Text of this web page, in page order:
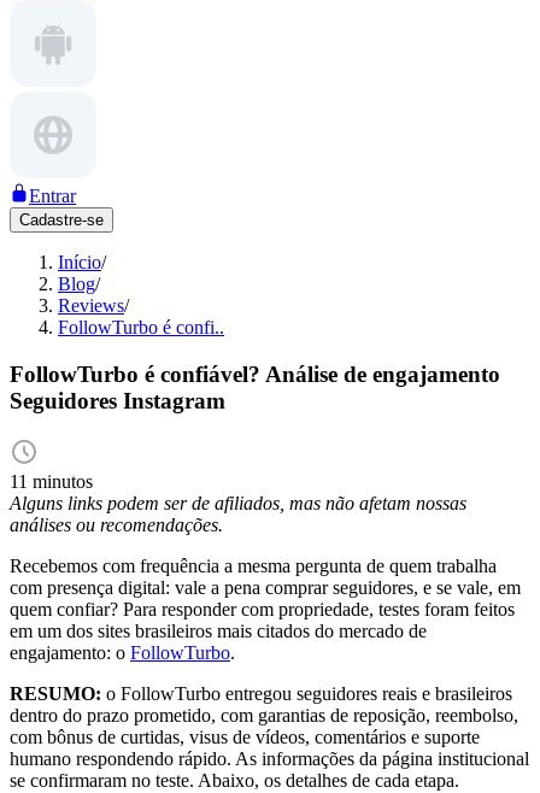
Entrar
Cadastre-se
Início/
Blog/
Reviews/
FollowTurbo é confi..
FollowTurbo é confiável? Análise de engajamento
Seguidores Instagram
11 minutos
Alguns links podem ser de afiliados, mas não afetam nossas
análises ou recomendações.
Recebemos com frequência a mesma pergunta de quem trabalha
com presença digital: vale a pena comprar seguidores, e se vale, em
quem confiar? Para responder com propriedade, testes foram feitos
em um dos sites brasileiros mais citados do mercado de
engajamento: o FollowTurbo.
RESUMO: o FollowTurbo entregou seguidores reais e brasileiros
dentro do prazo prometido, com garantias de reposição, reembolso,
com bônus de curtidas, visus de vídeos, comentários e suporte
humano respondendo rápido. As informações da página institucional
se confirmaram no teste. Abaixo, os detalhes de cada etapa.